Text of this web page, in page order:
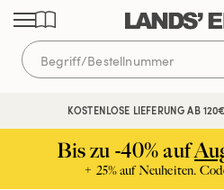
Direkt
zum
Inhalt
Direkt
zur
Navigation
Direkt
zur
Suche
KOSTENLOSE LIEFERUNG AB
Bis zu -40% auf
+ 25% auf Neuheiten.